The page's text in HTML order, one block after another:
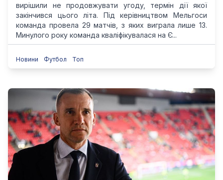
вирішили не продовжувати угоду, термін дії якої
закінчився цього літа. Під керівництвом Мельгоси
команда провела 29 матчів, з яких виграла лише 13.
Минулого року команда кваліфікувалася на Є...
Новини Футбол Топ